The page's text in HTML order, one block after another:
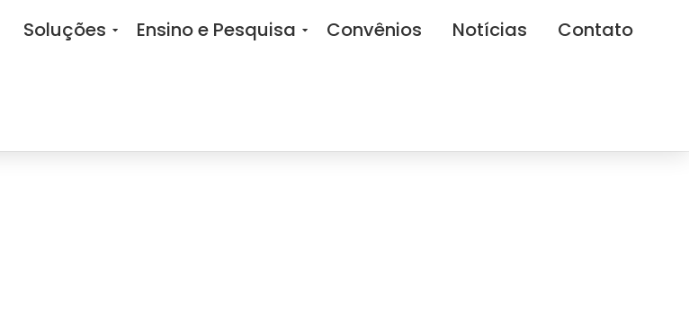
Soluções Ensino e Pesquisa Convênios Notícias Contato